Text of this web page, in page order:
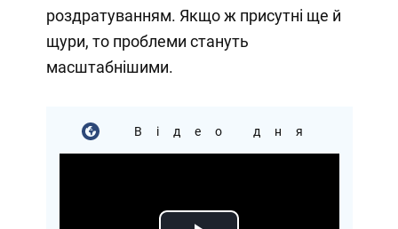
роздратуванням. Якщо ж присутні ще й
щури, то проблеми стануть
масштабнішими.
Відео дня